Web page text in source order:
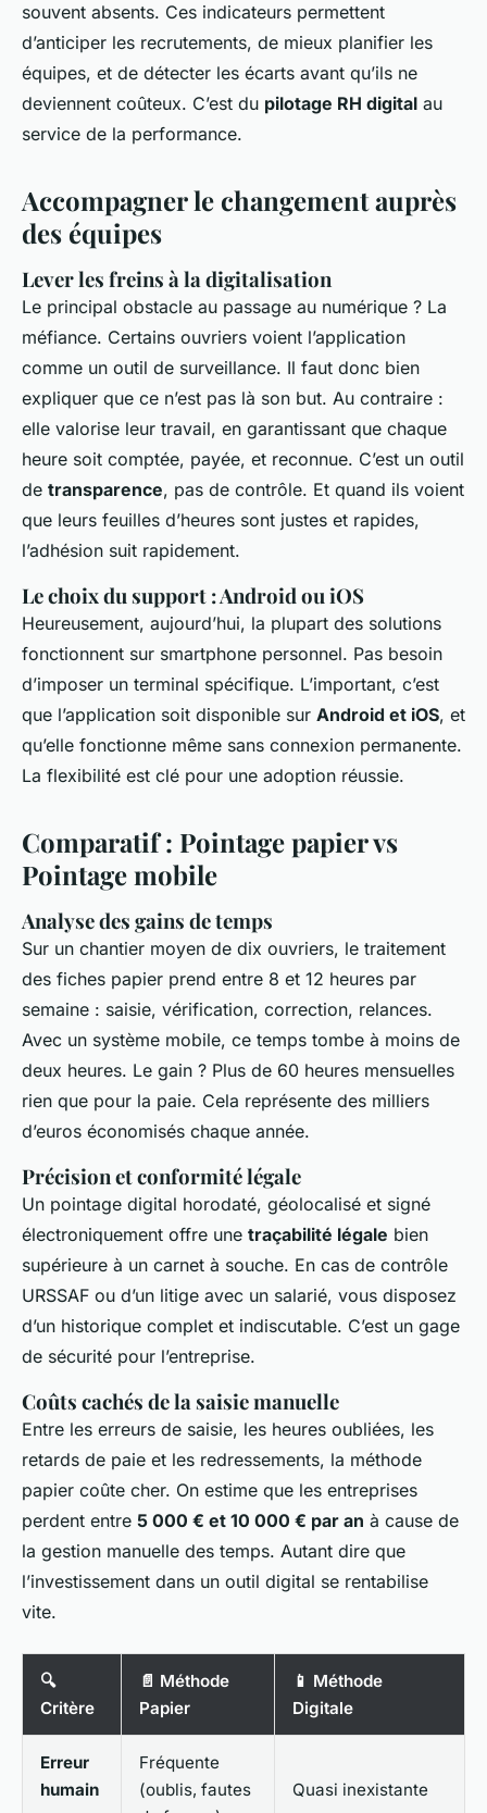
souvent absents. Ces indicateurs permettent
d’anticiper les recrutements, de mieux planifier les
équipes, et de détecter les écarts avant qu’ils ne
deviennent coûteux. C’est du pilotage RH digital au
service de la performance.
Accompagner le changement auprès
des équipes
Lever les freins à la digitalisation
Le principal obstacle au passage au numérique ? La
méfiance. Certains ouvriers voient l’application
comme un outil de surveillance. Il faut donc bien
expliquer que ce n’est pas là son but. Au contraire :
elle valorise leur travail, en garantissant que chaque
heure soit comptée, payée, et reconnue. C’est un outil
de transparence, pas de contrôle. Et quand ils voient
que leurs feuilles d’heures sont justes et rapides,
l’adhésion suit rapidement.
Le choix du support : Android ou iOS
Heureusement, aujourd’hui, la plupart des solutions
fonctionnent sur smartphone personnel. Pas besoin
d’imposer un terminal spécifique. L’important, c’est
que l’application soit disponible sur Android et iOS, et
qu’elle fonctionne même sans connexion permanente.
La flexibilité est clé pour une adoption réussie.
Comparatif : Pointage papier vs
Pointage mobile
Analyse des gains de temps
Sur un chantier moyen de dix ouvriers, le traitement
des fiches papier prend entre 8 et 12 heures par
semaine : saisie, vérification, correction, relances.
Avec un système mobile, ce temps tombe à moins de
deux heures. Le gain ? Plus de 60 heures mensuelles
rien que pour la paie. Cela représente des milliers
d’euros économisés chaque année.
Précision et conformité légale
Un pointage digital horodaté, géolocalisé et signé
électroniquement offre une traçabilité légale bien
supérieure à un carnet à souche. En cas de contrôle
URSSAF ou d’un litige avec un salarié, vous disposez
d’un historique complet et indiscutable. C’est un gage
de sécurité pour l’entreprise.
Coûts cachés de la saisie manuelle
Entre les erreurs de saisie, les heures oubliées, les
retards de paie et les redressements, la méthode
papier coûte cher. On estime que les entreprises
perdent entre 5 000 € et 10 000 € par an à cause de
la gestion manuelle des temps. Autant dire que
l’investissement dans un outil digital se rentabilise
vite.
🔍
Critère
📄 Méthode
Papier
📱 Méthode
Digitale
Erreur
humain
Fréquente
(oublis, fautes
Quasi inexistante